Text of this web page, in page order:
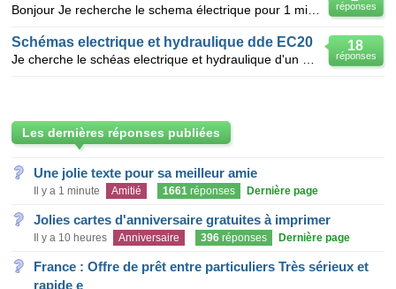
réponses
18
réponses
Schémas electrique et hydraulique dde EC20
Les dernières réponses publiées
Une jolie texte pour sa meilleur amie
Il y a 1 minute Amitié 1661 réponses Dernière page
Jolies cartes d'anniversaire gratuites à imprimer
Il y a 10 heures Anniversaire 396 réponses Dernière page
France : Offre de prêt entre particuliers Très sérieux et
rapide e